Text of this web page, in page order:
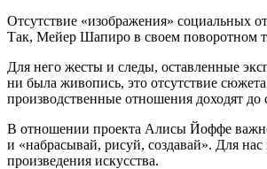
Отсутствие «изображения» социальных
Так, Мейер Шапиро в своем поворотном
Для него жесты и следы, оставленные
ни была живопись, это отсутствие
производственные отношения доходят до
В отношении проекта Алисы Йоффе
и «набрасывай, рисуй, создавай». Для
произведения искусства.